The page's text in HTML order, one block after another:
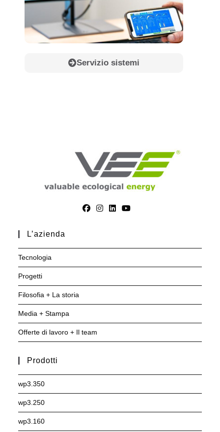
Servizio sistemi
L’azienda
Tecnologia
Progetti
Filosofia + La storia
Media + Stampa
Offerte di lavoro + Il team
Prodotti
wp3.350
wp3.250
wp3.160